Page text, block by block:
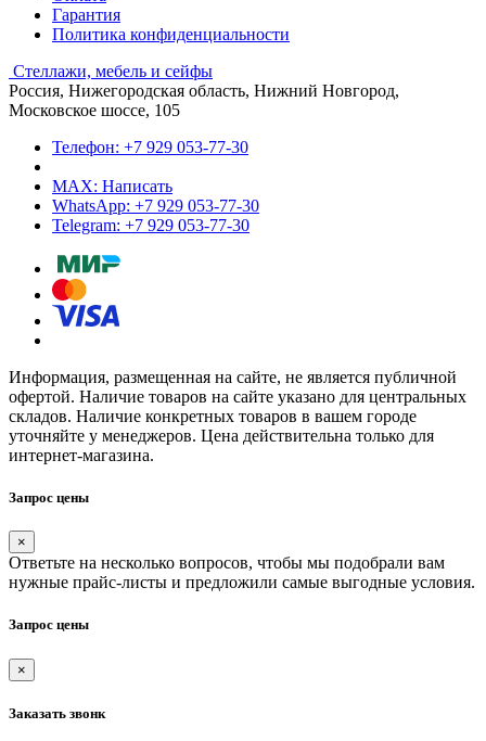
Гарантия
Политика конфиденциальности
Стеллажи, мебель и сейфы
Россия, Нижегородская область, Нижний Новгород,
Московское шоссе, 105
Телефон: +7 929 053-77-30
MAX: Написать
WhatsApp: +7 929 053-77-30
Telegram: +7 929 053-77-30
Информация, размещенная на сайте, не является публичной
офертой. Наличие товаров на сайте указано для центральных
складов. Наличие конкретных товаров в вашем городе
уточняйте у менеджеров. Цена действительна только для
интернет-магазина.
Запрос цены
×
Ответьте на несколько вопросов, чтобы мы подобрали вам
нужные прайс-листы и предложили самые выгодные условия.
Запрос цены
×
Заказать звонк